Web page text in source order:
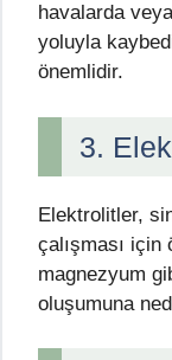
havalarda
yoluyla
önemlidir.
3.
Elektrolitler,
çalışması
magnezyum
oluşumuna